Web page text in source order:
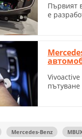
Първият
е
пътуване
Mercedes-Benz